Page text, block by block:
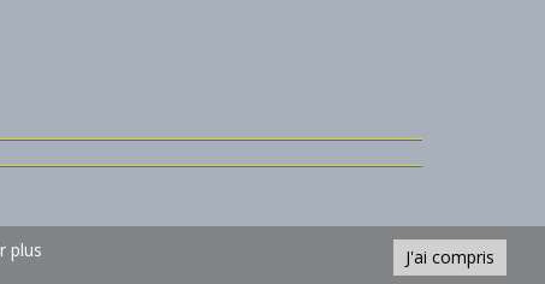
J'ai compris
plus